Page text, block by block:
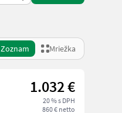
Zoznam Mriežka
1.032 €
20 % s DPH
860 € netto